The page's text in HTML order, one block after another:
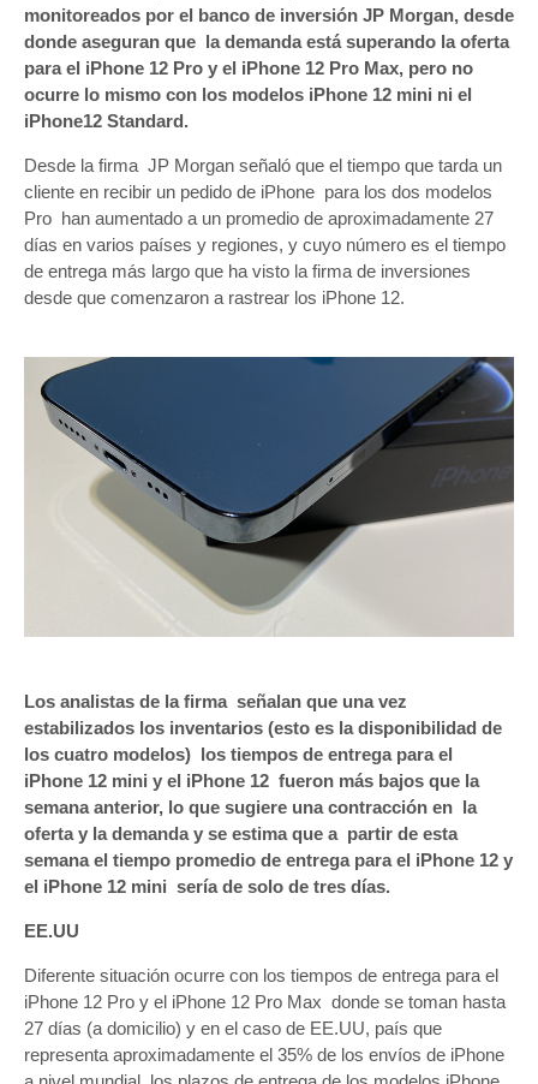
monitoreados por el banco de inversión JP Morgan, desde
donde aseguran que la demanda está superando la oferta
para el iPhone 12 Pro y el iPhone 12 Pro Max, pero no
ocurre lo mismo con los modelos iPhone 12 mini ni el
iPhone12 Standard.
Desde la firma JP Morgan señaló que el tiempo que tarda un
cliente en recibir un pedido de iPhone para los dos modelos
Pro han aumentado a un promedio de aproximadamente 27
días en varios países y regiones, y cuyo número es el tiempo
de entrega más largo que ha visto la firma de inversiones
desde que comenzaron a rastrear los iPhone 12.
Los analistas de la firma señalan que una vez
estabilizados los inventarios (esto es la disponibilidad de
los cuatro modelos) los tiempos de entrega para el
iPhone 12 mini y el iPhone 12 fueron más bajos que la
semana anterior, lo que sugiere una contracción en la
oferta y la demanda y se estima que a partir de esta
semana el tiempo promedio de entrega para el iPhone 12 y
el iPhone 12 mini sería de solo de tres días.
EE.UU
Diferente situación ocurre con los tiempos de entrega para el
iPhone 12 Pro y el iPhone 12 Pro Max donde se toman hasta
27 días (a domicilio) y en el caso de EE.UU, país que
representa aproximadamente el 35% de los envíos de iPhone